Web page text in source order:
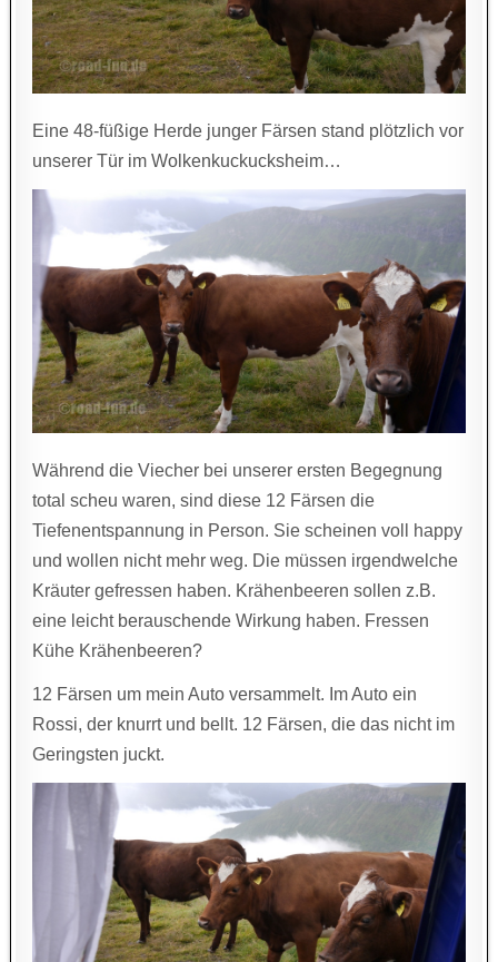
Eine 48-füßige Herde junger Färsen stand plötzlich vor
unserer Tür im Wolkenkuckucksheim…
Während die Viecher bei unserer ersten Begegnung
total scheu waren, sind diese 12 Färsen die
Tiefenentspannung in Person. Sie scheinen voll happy
und wollen nicht mehr weg. Die müssen irgendwelche
Kräuter gefressen haben. Krähenbeeren sollen z.B.
eine leicht berauschende Wirkung haben. Fressen
Kühe Krähenbeeren?
12 Färsen um mein Auto versammelt. Im Auto ein
Rossi, der knurrt und bellt. 12 Färsen, die das nicht im
Geringsten juckt.